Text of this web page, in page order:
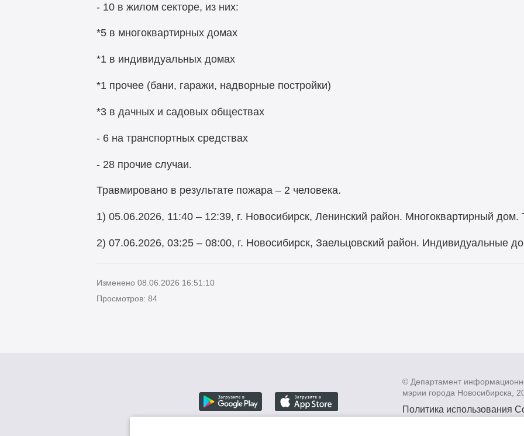
- 10 в жилом секторе, из них:
*5 в многоквартирных домах
*1 в индивидуальных домах
*1 прочее (бани, гаражи, надворные постройки)
*3 в дачных и садовых обществах
- 6 на транспортных средствах
- 28 прочие случаи.
Травмировано в результате пожара – 2 человека.
1) 05.06.2026, 11:40 – 12:39, г. Новосибирск, Ленинский район. Многоквартирный дом.
2) 07.06.2026, 03:25 – 08:00, г. Новосибирск, Заельцовский район. Индивидуальные
Изменено 08.06.2026 16:51:10
Просмотров: 84
© Департамент
мэрии города Новосибирска,
Политика использования